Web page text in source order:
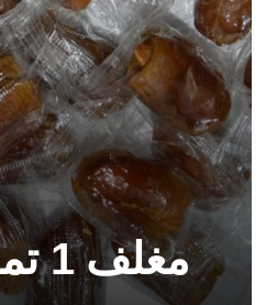
مغلف 1 تمره